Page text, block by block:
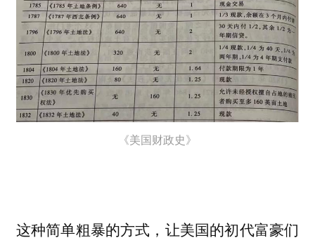
《美国财政史》
这种简单粗暴的方式，让美国的初代富豪们